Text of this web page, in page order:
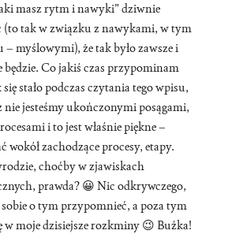
masz rytm i nawyki” dziwnie
(to tak w związku z nawykami, w tym
myślowymi), że tak było zawsze i
będzie. Co jakiś czas przypominam
stało podczas czytania tego wpisu,
nie jesteśmy ukończonymi posągami,
i to jest właśnie piękne –
wokół zachodzące procesy, etapy.
choćby w zjawiskach
prawda? 😀 Nic odkrywczego,
sobie o tym przypomnieć, a poza tym
w moje dzisiejsze rozkminy 😉 Buźka!